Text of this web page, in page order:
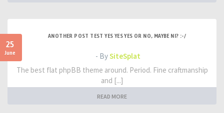
25
June
ANOTHER POST TEST YES YES YES OR NO, MAYBE NI? :-/
- BySiteSplat
The best flat phpBB theme around. Period. Fine craftmanship
and [...]
READ MORE